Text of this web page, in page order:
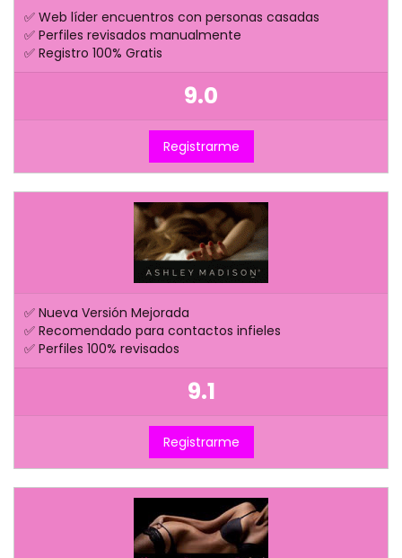
✅ Web líder encuentros con personas casadas
✅ Perfiles revisados manualmente
✅ Registro 100% Gratis
9.0
Registrarme
✅ Nueva Versión Mejorada
✅ Recomendado para contactos infieles
✅ Perfiles 100% revisados
9.1
Registrarme